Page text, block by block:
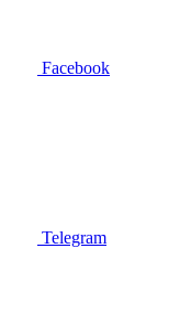
Facebook
Telegram